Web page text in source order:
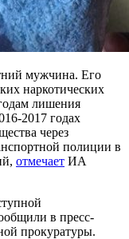
мужчина. Его
наркотических
лишения
2017 годах
через
полиции в
отмечает ИА
в пресс-
прокуратуры.